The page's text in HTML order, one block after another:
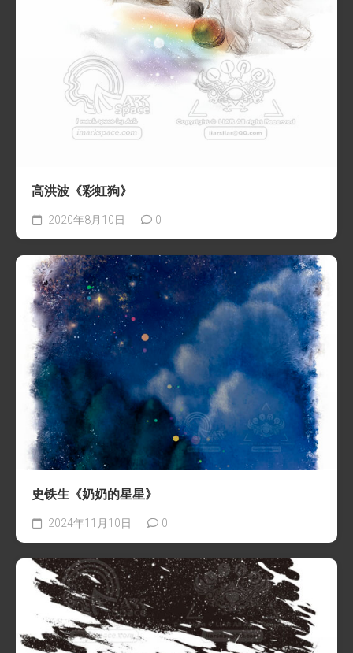
高洪波《彩虹狗》
2020年8月10日 0
史铁生《奶奶的星星》
2024年11月10日 0